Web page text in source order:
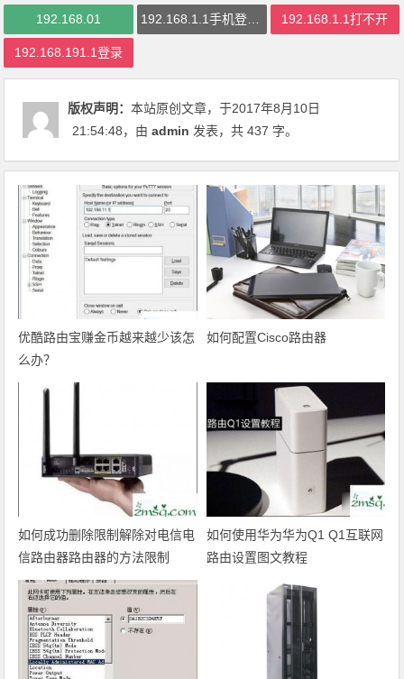
192.168.01 192.168.1.1手机登陆页面 192.168.1.1打不开
192.168.191.1登录
版权声明：本站原创文章，于2017年8月10日
21:54:48，由admin 发表，共 437 字。
优酷路由宝赚金币越来越少该怎
么办？
如何配置Cisco路由器
如何成功删除限制解除对电信电
信路由器路由器的方法限制
如何使用华为华为Q1 Q1互联网
路由设置图文教程